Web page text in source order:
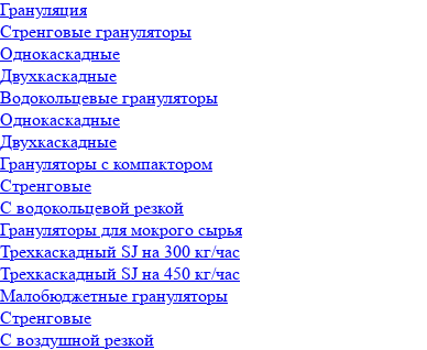
Грануляция
Стренговые грануляторы
Однокаскадные
Двухкаскадные
Водокольцевые грануляторы
Однокаскадные
Двухкаскадные
Грануляторы с компактором
Стренговые
С водокольцевой резкой
Грануляторы для мокрого сырья
Трехкаскадный SJ на 300 кг/час
Трехкаскадный SJ на 450 кг/час
Малобюджетные грануляторы
Стренговые
С воздушной резкой